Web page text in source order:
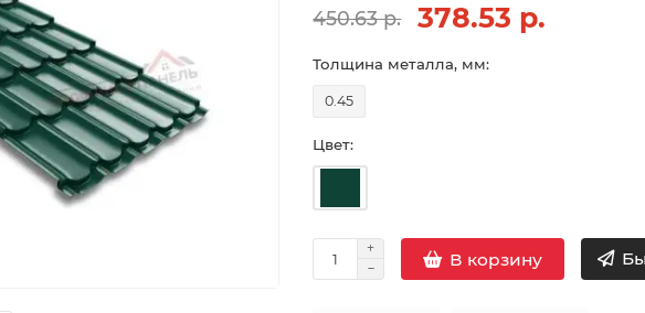
450.63 р. 378.53 р.
Толщина металла, мм:
0.45
Цвет:
В корзину